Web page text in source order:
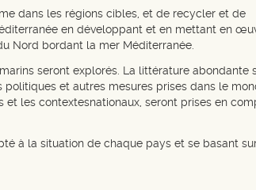
dans les régions cibles, et de recycler et de
en développant et en mettant en
Nord bordant la mer Méditerranée.
seront explorés. La littérature abondante
et autres mesures prises dans le
les contextesnationaux, seront prises en
à la situation de chaque pays et se basant